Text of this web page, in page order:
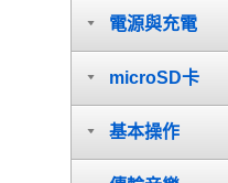
電源與充電
microSD卡
基本操作